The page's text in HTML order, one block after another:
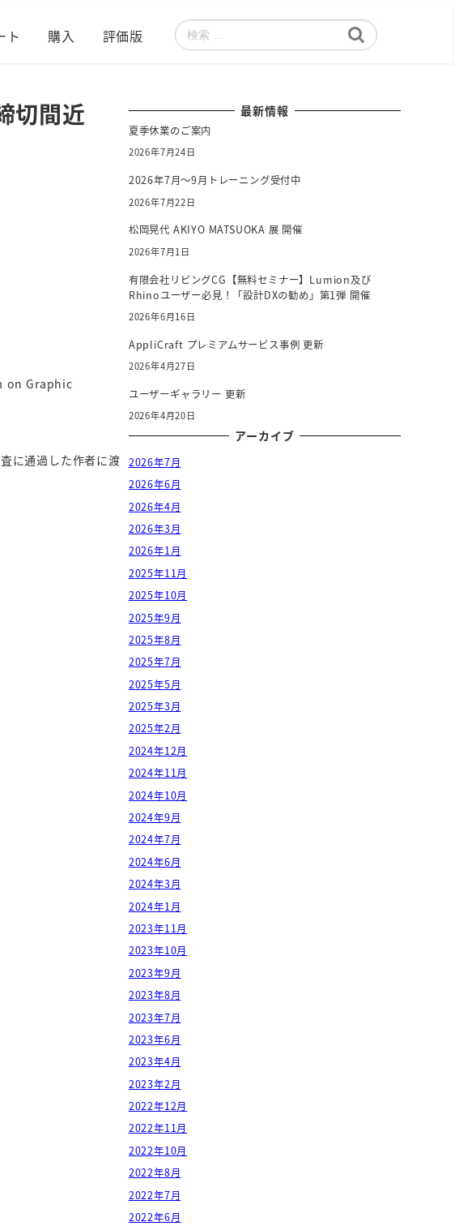
ト 購入 評価版
検
切間近
on Graphic
に通過した作者に渡
最新情報
夏季休業のご案内
2026年7月24日
2026年7月～9月トレーニング受付中
2026年7月22日
松岡晃代 AKIYO MATSUOKA 展 開催
2026年7月1日
有限会社リビングCG【無料セミナー】Lumion及び
Rhinoユーザー必見！「設計DXの勧め」第1弾 開催
2026年6月16日
AppliCraft プレミアムサービス事例 更新
2026年4月27日
ユーザーギャラリー 更新
2026年4月20日
アーカイブ
2026年7月
2026年6月
2026年4月
2026年3月
2026年1月
2025年11月
2025年10月
2025年9月
2025年8月
2025年7月
2025年5月
2025年3月
2025年2月
2024年12月
2024年11月
2024年10月
2024年9月
2024年7月
2024年6月
2024年3月
2024年1月
2023年11月
2023年10月
2023年9月
2023年8月
2023年7月
2023年6月
2023年4月
2023年2月
2022年12月
2022年11月
2022年10月
2022年8月
2022年7月
2022年6月